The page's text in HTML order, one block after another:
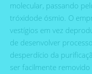
molecular, passando
tróxidode ósmio. O
vestígios em vez
de desenvolver
desperdício da
ser facilmente